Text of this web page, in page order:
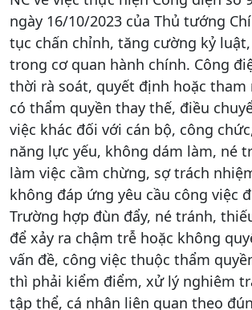
ngày 16/10/2023 của Thủ tướng
tục chấn chỉnh, tăng cường kỷ
trong cơ quan hành chính. Công
thời rà soát, quyết định hoặc tham
có thẩm quyền thay thế, điều
việc khác đối với cán bộ, công
năng lực yếu, không dám làm, né
làm việc cầm chừng, sợ trách
không đáp ứng yêu cầu công việc
Trường hợp đùn đẩy, né tránh,
để xảy ra chậm trễ hoặc không
vấn đề, công việc thuộc thẩm
thì phải kiểm điểm, xử lý nghiêm
tập thể, cá nhân liên quan theo